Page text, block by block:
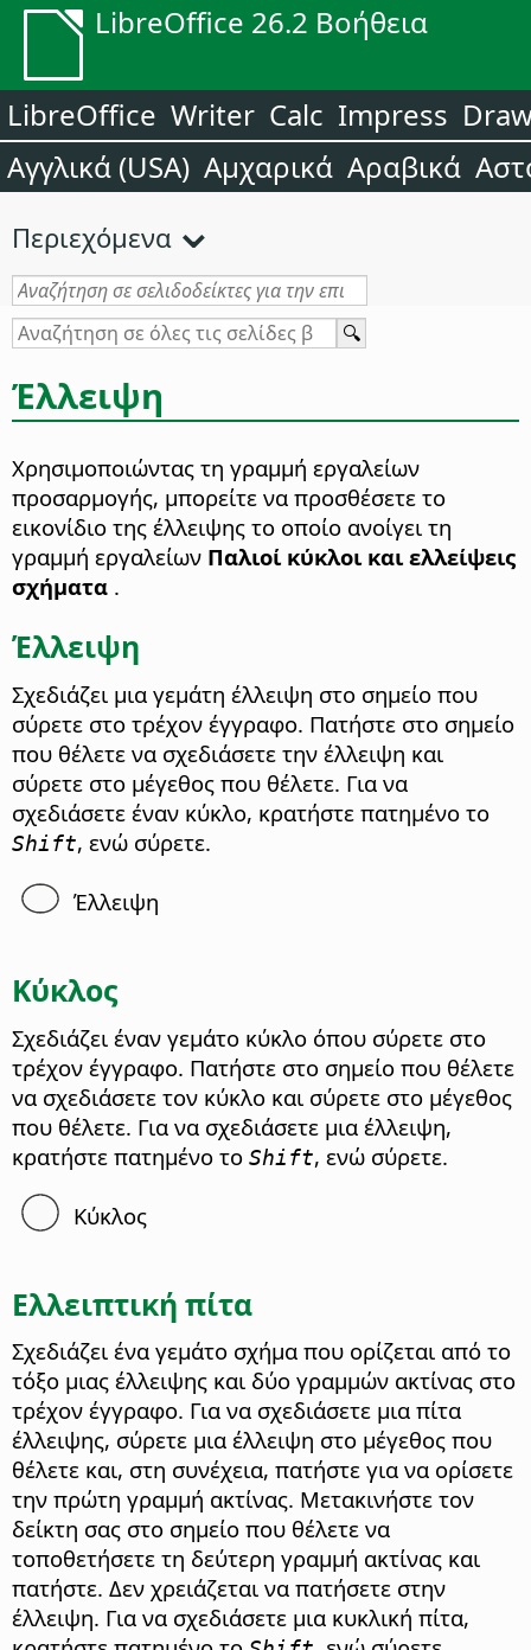
LibreOffice 26.2 Βοήθεια
LibreOffice Writer Calc Impress
Αγγλικά (USA) Αμχαρικά Αραβικά
Περιεχόμενα
Έλλειψη
Χρησιμοποιώντας τη γραμμή εργαλείων
προσαρμογής, μπορείτε να προσθέσετε το
εικονίδιο της έλλειψης το οποίο ανοίγει τη
γραμμή εργαλείων Παλιοί κύκλοι και ελλείψεις
σχήματα .
Έλλειψη
Σχεδιάζει μια γεμάτη έλλειψη στο σημείο που
σύρετε στο τρέχον έγγραφο. Πατήστε στο σημείο
που θέλετε να σχεδιάσετε την έλλειψη και
σύρετε στο μέγεθος που θέλετε. Για να
σχεδιάσετε έναν κύκλο, κρατήστε πατημένο το
Shift, ενώ σύρετε.
Έλλειψη
Κύκλος
Σχεδιάζει έναν γεμάτο κύκλο όπου σύρετε στο
τρέχον έγγραφο. Πατήστε στο σημείο που θέλετε
να σχεδιάσετε τον κύκλο και σύρετε στο μέγεθος
που θέλετε. Για να σχεδιάσετε μια έλλειψη,
κρατήστε πατημένο το Shift, ενώ σύρετε.
Κύκλος
Ελλειπτική πίτα
Σχεδιάζει ένα γεμάτο σχήμα που ορίζεται από το
τόξο μιας έλλειψης και δύο γραμμών ακτίνας στο
τρέχον έγγραφο. Για να σχεδιάσετε μια πίτα
έλλειψης, σύρετε μια έλλειψη στο μέγεθος που
θέλετε και, στη συνέχεια, πατήστε για να ορίσετε
την πρώτη γραμμή ακτίνας. Μετακινήστε τον
δείκτη σας στο σημείο που θέλετε να
τοποθετήσετε τη δεύτερη γραμμή ακτίνας και
πατήστε. Δεν χρειάζεται να πατήσετε στην
έλλειψη. Για να σχεδιάσετε μια κυκλική πίτα,